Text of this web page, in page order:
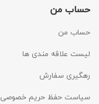
حساب من
حساب من
لیست علاقه مندی ها
رهگیری سفارش
سیاست حفظ حریم خصوصی